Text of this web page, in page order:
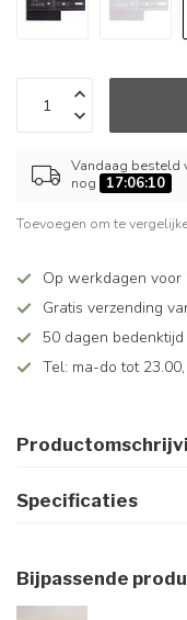
Vandaag besteld
nog
17:06:10
Toevoegen om te
Op werkdagen
Gratis verzending
50 dagen
Tel: ma-do tot
Specificaties
Bijpassende